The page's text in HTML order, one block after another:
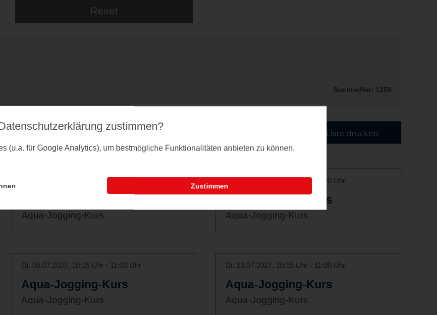
Suchtreffer: 1258
Liste drucken
Di. 15.06.2027, 10:15 Uhr - 11:00 Uhr
Aqua-Jogging-Kurs
Di. 22.06.2027, 10:15 Uhr - 11:00 Uhr
Aqua-Jogging-Kurs
Aqua-Jogging-Kurs
Di. 06.07.2027, 10:15 Uhr - 11:00 Uhr
Aqua-Jogging-Kurs
Aqua-Jogging-Kurs
Di. 13.07.2027, 10:15 Uhr - 11:00 Uhr
Aqua-Jogging-Kurs
Aqua-Jogging-Kurs
zustimmen?
(u.a. für Google Analytics), um bestmögliche Funktionalitäten anbieten zu können.
Zustimmen